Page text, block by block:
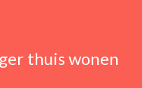
thuis wonen